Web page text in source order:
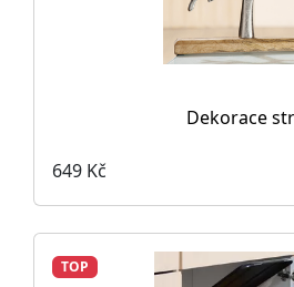
Dekorace
649 Kč
TOP